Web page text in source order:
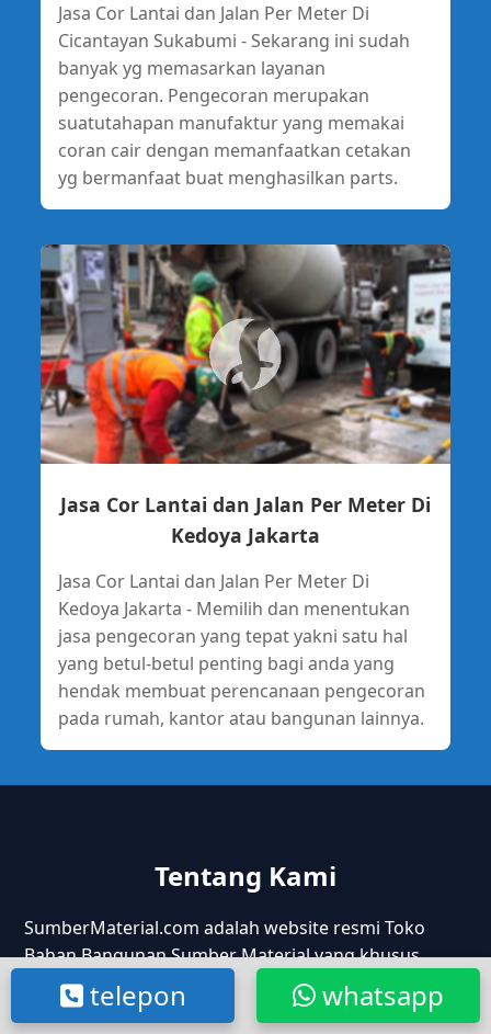
Jasa Cor Lantai dan Jalan Per Meter Di
Cicantayan Sukabumi - Sekarang ini sudah
banyak yg memasarkan layanan
pengecoran. Pengecoran merupakan
suatutahapan manufaktur yang memakai
coran cair dengan memanfaatkan cetakan
yg bermanfaat buat menghasilkan parts.
Jasa Cor Lantai dan Jalan Per Meter Di
Kedoya Jakarta
Jasa Cor Lantai dan Jalan Per Meter Di
Kedoya Jakarta - Memilih dan menentukan
jasa pengecoran yang tepat yakni satu hal
yang betul-betul penting bagi anda yang
hendak membuat perencanaan pengecoran
pada rumah, kantor atau bangunan lainnya.
Tentang Kami
SumberMaterial.com adalah website resmi Toko
Bahan Bangunan Sumber Material yang khusus
menjual material alam dan material konstruksi,
seperti: Pasir Hitam, Pasir Putih, Pasir Halus, Pasir
whatsapp
telepon